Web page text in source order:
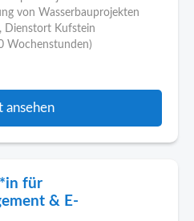
von Wasserbauprojekten
Dienstort Kufstein
Wochenstunden)
ansehen
für
& E-